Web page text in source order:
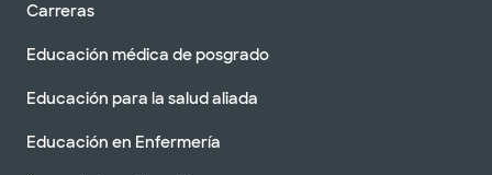
Carreras
Educación médica de posgrado
Educación para la salud aliada
Educación en Enfermería